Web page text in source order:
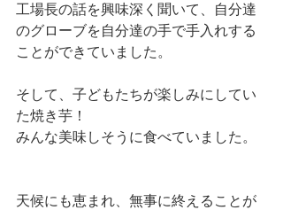
工場長の話を興味深く聞いて、自分達
のグローブを自分達の手で手入れする
ことができていました。
そして、子どもたちが楽しみにしてい
た焼き芋！
みんな美味しそうに食べていました。
天候にも恵まれ、無事に終えることが